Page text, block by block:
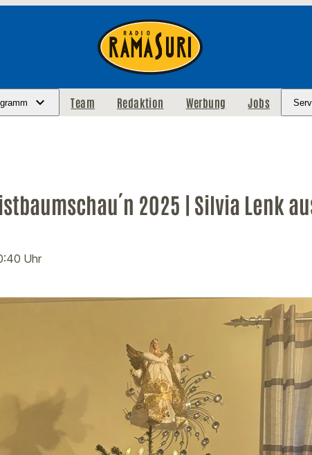
Team Redaktion Werbung Jobs
2025 | Silvia Lenk
Uhr